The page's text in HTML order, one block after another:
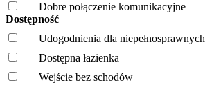
Dobre połączenie komunikacyjne
Dostępność
Udogodnienia dla niepełnosprawnych
Dostępna łazienka
Wejście bez schodów